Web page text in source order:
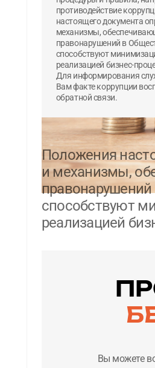
противодействие
настоящего документа
механизмы,
правонарушений в
способствуют
реализацией бизнес-
Для информирования
Вам факте коррупции
обратной связи.
Положения
и механизмы,
способствуют
реализацией
Вы можете